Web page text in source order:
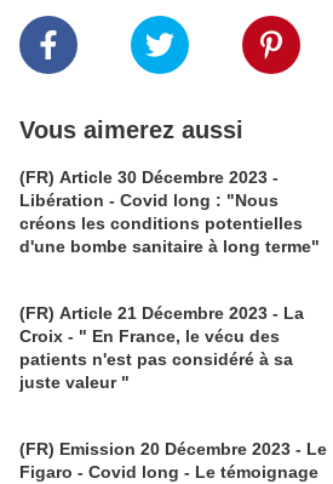
Vous aimerez aussi
(FR) Article 30 Décembre 2023 -
Libération - Covid long : "Nous
créons les conditions potentielles
d'une bombe sanitaire à long terme"
(FR) Article 21 Décembre 2023 - La
Croix - " En France, le vécu des
patients n'est pas considéré à sa
juste valeur "
(FR) Emission 20 Décembre 2023 - Le
Figaro - Covid long - Le témoignage